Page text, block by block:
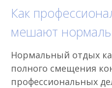
Как
мешают
Нормальный отдых
полного смещения
профессиональных